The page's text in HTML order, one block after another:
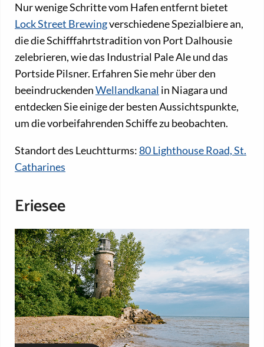
Nur wenige Schritte vom Hafen entfernt bietet
Lock Street Brewingverschiedene Spezialbiere an,
die die Schifffahrtstradition von Port Dalhousie
zelebrieren, wie das Industrial Pale Ale und das
Portside Pilsner. Erfahren Sie mehr über den
beeindruckendenWellandkanal in Niagara und
entdecken Sie einige der besten Aussichtspunkte,
um die vorbeifahrenden Schiffe zu beobachten.
Standort des Leuchtturms:80 Lighthouse Road, St.
Catharines
Eriesee